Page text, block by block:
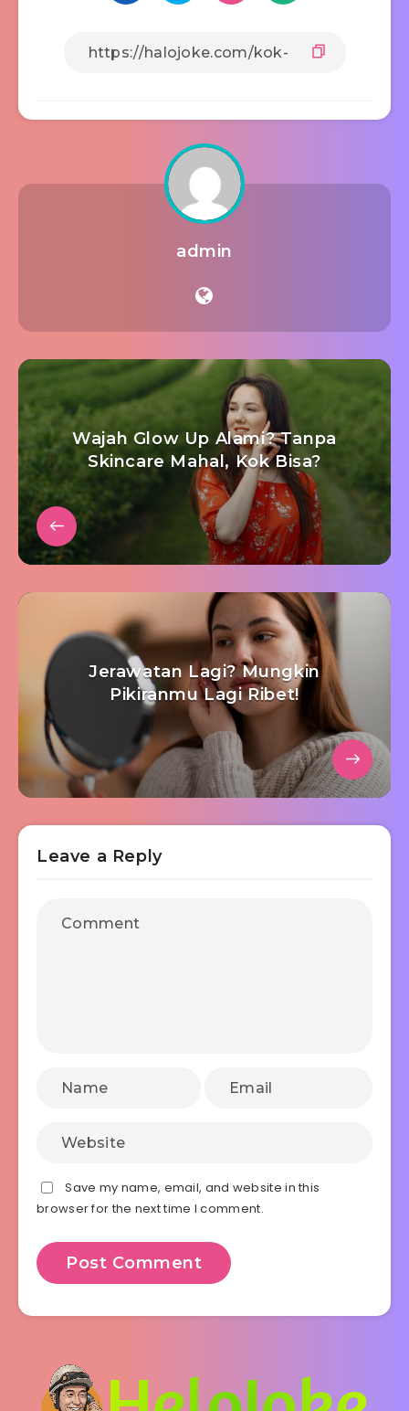
admin
Wajah Glow Up Alami? Tanpa
Skincare Mahal, Kok Bisa?
Jerawatan Lagi? Mungkin
Pikiranmu Lagi Ribet!
Leave a Reply
Save my name, email, and website in this
browser for the next time I comment.